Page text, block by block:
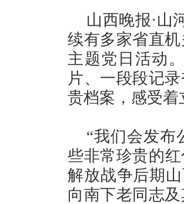
山西晚报·山
续有多家省直
主题党日活动
片、一段段记
贵档案，感受
“我们会发布
些非常珍贵的
解放战争后期
向南下老同志